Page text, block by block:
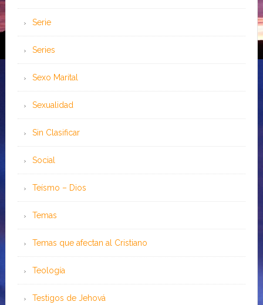
Serie
Series
Sexo Marital
Sexualidad
Sin Clasificar
Social
Teísmo – Dios
Temas
Temas que afectan al Cristiano
Teología
Testigos de Jehová